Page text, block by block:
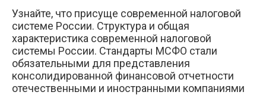
Узнайте, что присуще современной налоговой
системе России. Структура и общая
характеристика современной налоговой
системы России. Стандарты МСФО стали
обязательными для представления
консолидированной финансовой отчетности
отечественными и иностранными компаниями